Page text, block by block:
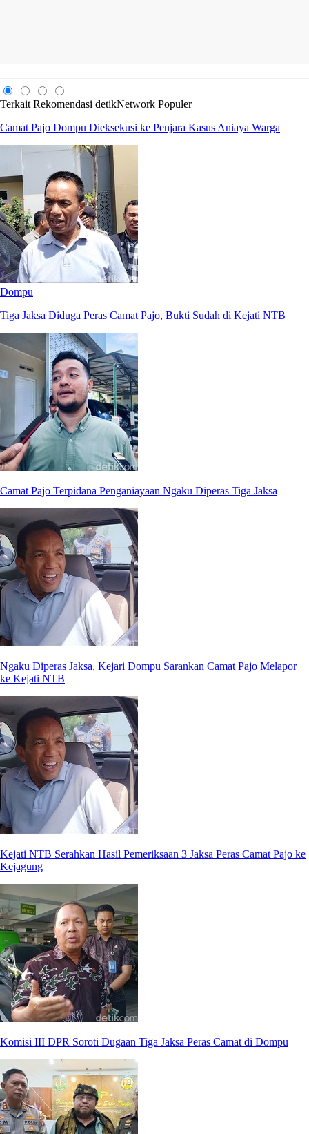
Terkait Rekomendasi detikNetwork Populer
Camat Pajo Dompu Dieksekusi ke Penjara Kasus Aniaya Warga
Dompu
Tiga Jaksa Diduga Peras Camat Pajo, Bukti Sudah di Kejati NTB
Camat Pajo Terpidana Penganiayaan Ngaku Diperas Tiga Jaksa
Ngaku Diperas Jaksa, Kejari Dompu Sarankan Camat Pajo Melapor
ke Kejati NTB
Kejati NTB Serahkan Hasil Pemeriksaan 3 Jaksa Peras Camat Pajo ke
Kejagung
Komisi III DPR Soroti Dugaan Tiga Jaksa Peras Camat di Dompu